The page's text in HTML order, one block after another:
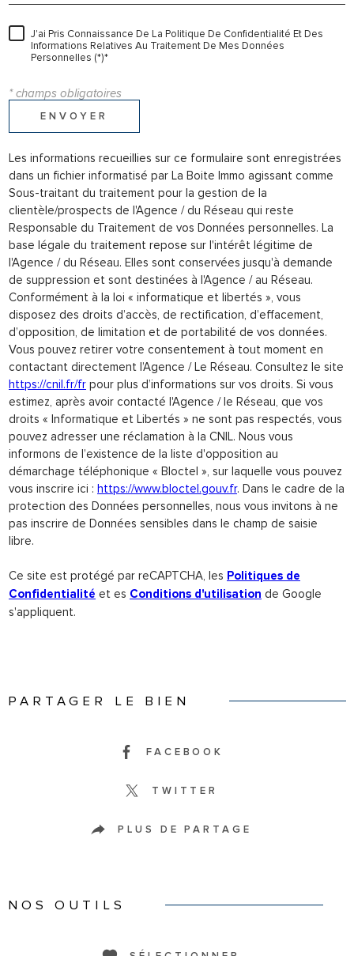
J'ai Pris Connaissance De La Politique De Confidentialité Et Des
Informations Relatives Au Traitement De Mes Données
Personnelles (*)*
* champs obligatoires
ENVOYER
Les informations recueillies sur ce formulaire sont enregistrées
dans un fichier informatisé par La Boite Immo agissant comme
Sous-traitant du traitement pour la gestion de la
clientèle/prospects de l'Agence / du Réseau qui reste
Responsable du Traitement de vos Données personnelles. La
base légale du traitement repose sur l'intérêt légitime de
l'Agence / du Réseau. Elles sont conservées jusqu'à demande
de suppression et sont destinées à l'Agence / au Réseau.
Conformément à la loi « informatique et libertés », vous
disposez des droits d’accès, de rectification, d’effacement,
d’opposition, de limitation et de portabilité de vos données.
Vous pouvez retirer votre consentement à tout moment en
contactant directement l’Agence / Le Réseau. Consultez le site
https://cnil.fr/fr pour plus d’informations sur vos droits. Si vous
estimez, après avoir contacté l'Agence / le Réseau, que vos
droits « Informatique et Libertés » ne sont pas respectés, vous
pouvez adresser une réclamation à la CNIL. Nous vous
informons de l’existence de la liste d'opposition au
démarchage téléphonique « Bloctel », sur laquelle vous pouvez
vous inscrire ici : https://www.bloctel.gouv.fr. Dans le cadre de la
protection des Données personnelles, nous vous invitons à ne
pas inscrire de Données sensibles dans le champ de saisie
libre.
Ce site est protégé par reCAPTCHA, les Politiques de
Confidentialité et es Conditions d'utilisation de Google
s'appliquent.
PARTAGER LE BIEN
FACEBOOK
TWITTER
PLUS DE PARTAGE
NOS OUTILS